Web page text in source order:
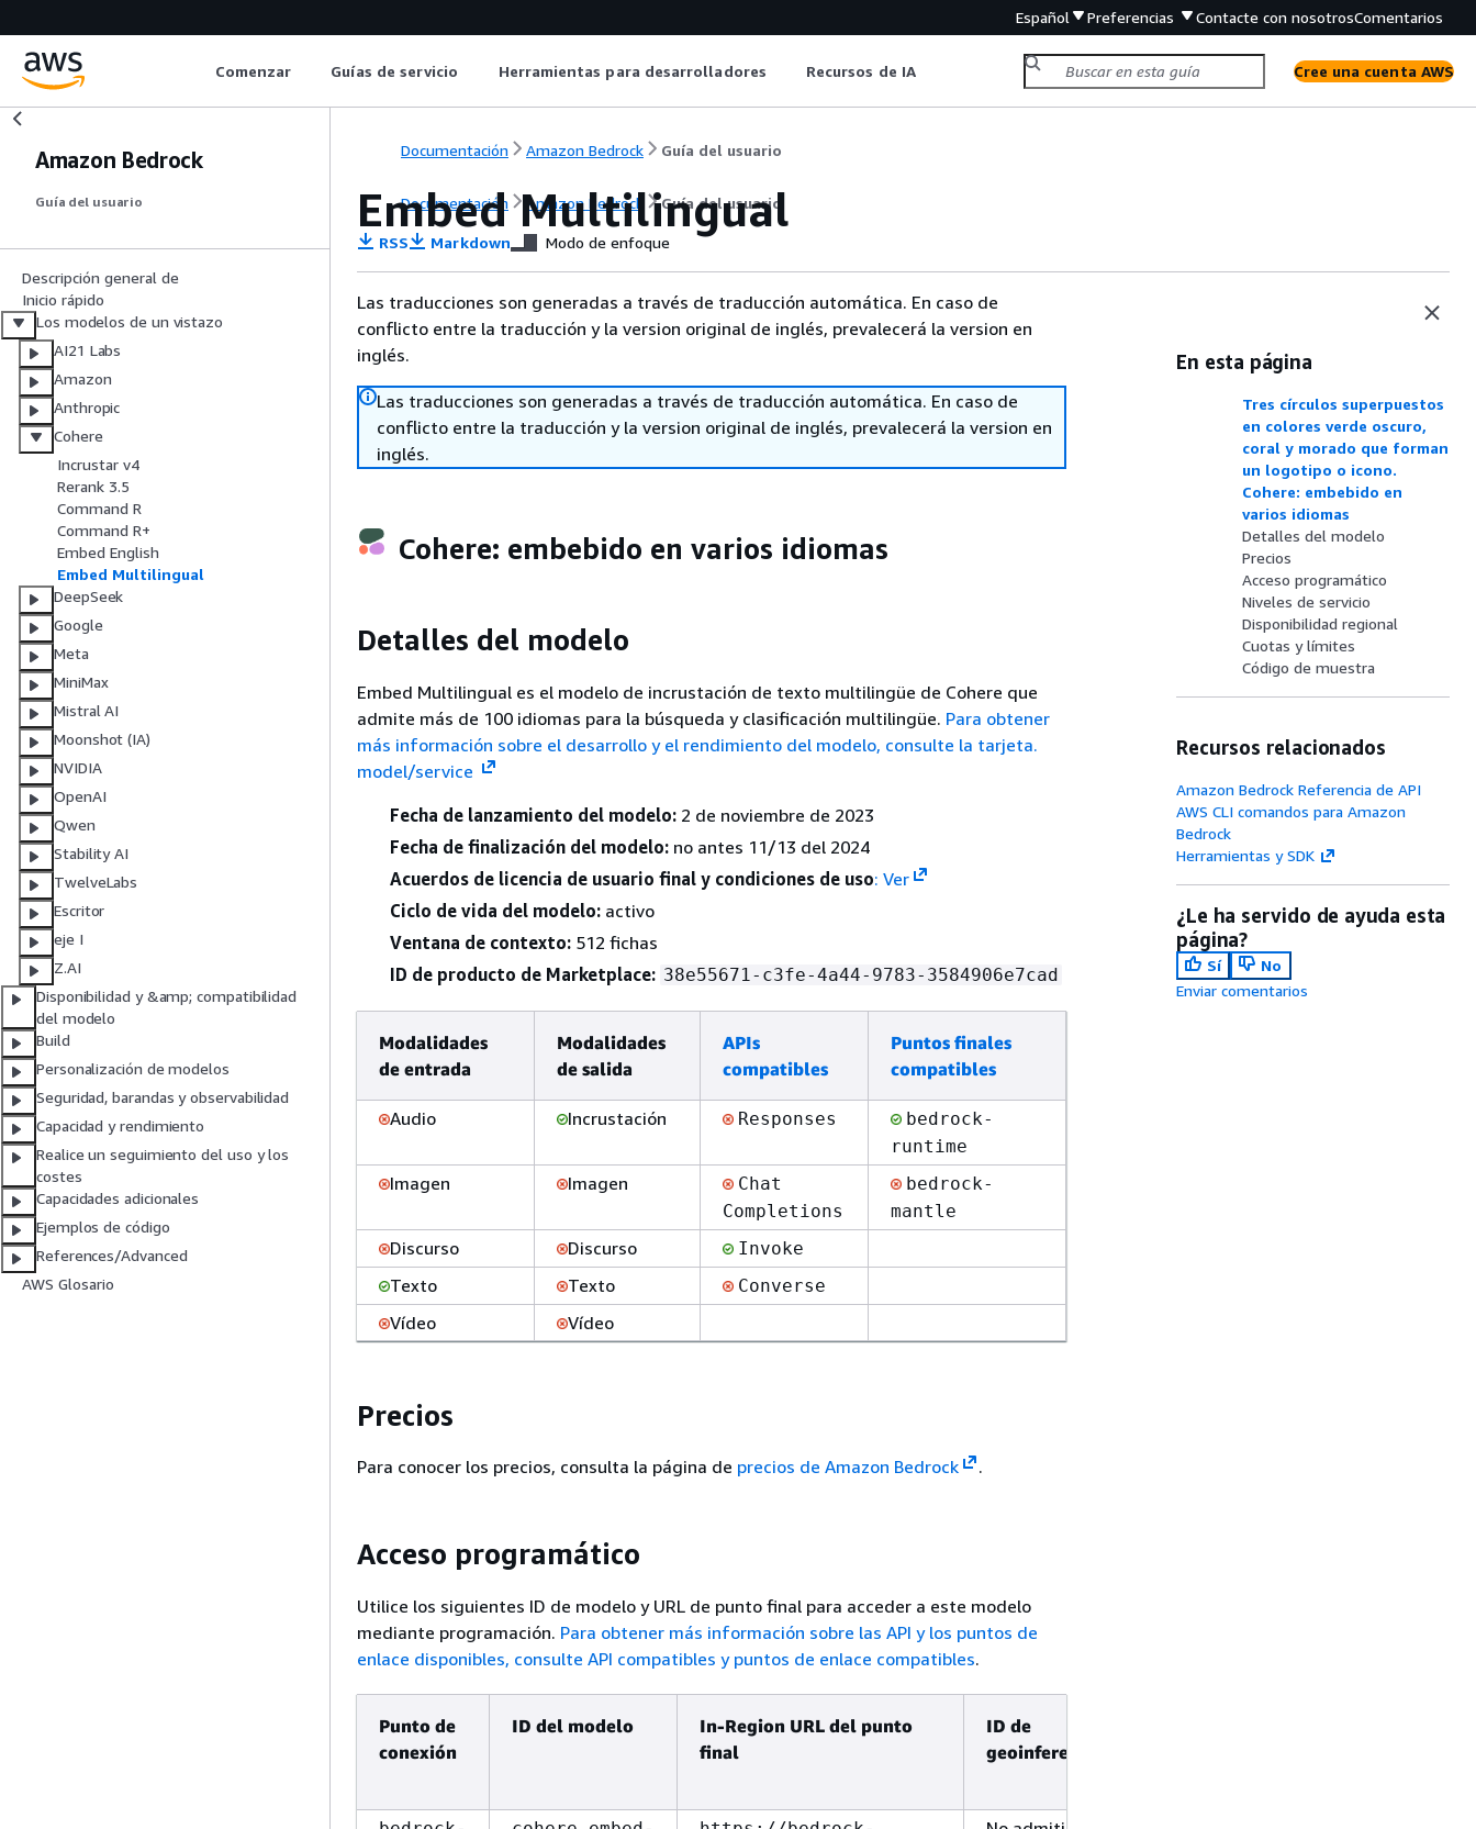
Español Preferencias Contacte con nosotrosComentarios
Comenzar Guías de servicio Herramientas para desarrolladores Recursos de IA Cree una cuenta AWS
Amazon Bedrock
Guía del usuario
Descripción general de
Inicio rápido
Los modelos de un vistazo
AI21 Labs
Amazon
Anthropic
Cohere
Incrustar v4
Rerank 3.5
Command R
Command R+
Embed English
Embed Multilingual
DeepSeek
Google
Meta
MiniMax
Mistral AI
Moonshot (IA)
NVIDIA
OpenAI
Qwen
Stability AI
TwelveLabs
Escritor
eje I
Z.AI
Disponibilidad y &amp; compatibilidad
del modelo
Build
Personalización de modelos
Seguridad, barandas y observabilidad
Capacidad y rendimiento
Realice un seguimiento del uso y los
costes
Capacidades adicionales
Ejemplos de código
References/Advanced
AWS Glosario
Documentación Amazon Bedrock Guía del usuario
Documentación Amazon Bedrock Guía del usuario
Embed Multilingual
RSS Markdown Modo de enfoque
Las traducciones son generadas a través de traducción automática. En caso de
conflicto entre la traducción y la version original de inglés, prevalecerá la version en
inglés.
Las traducciones son generadas a través de traducción automática. En caso de
conflicto entre la traducción y la version original de inglés, prevalecerá la version en
inglés.
Cohere: embebido en varios idiomas
Detalles del modelo
Embed Multilingual es el modelo de incrustación de texto multilingüe de Cohere que
admite más de 100 idiomas para la búsqueda y clasificación multilingüe. Para obtener
más información sobre el desarrollo y el rendimiento del modelo, consulte la tarjeta.
model/service
Fecha de lanzamiento del modelo: 2 de noviembre de 2023
Fecha de finalización del modelo: no antes 11/13 del 2024
Acuerdos de licencia de usuario final y condiciones de uso: Ver
Ciclo de vida del modelo: activo
Ventana de contexto: 512 fichas
ID de producto de Marketplace: 38e55671-c3fe-4a44-9783-3584906e7cad
Modalidades
de entrada
Modalidades
de salida
APIs
compatibles
Puntos finales
compatibles
Audio Incrustación Responses
bedrock-
runtime
Imagen Imagen
Chat
Completions
bedrock-
mantle
Discurso Discurso Invoke
Texto Texto Converse
Vídeo Vídeo
Precios
Para conocer los precios, consulta la página de precios de Amazon Bedrock .
Acceso programático
Utilice los siguientes ID de modelo y URL de punto final para acceder a este modelo
mediante programación. Para obtener más información sobre las API y los puntos de
enlace disponibles, consulte API compatibles y puntos de enlace compatibles.
Punto de
conexión
ID del modelo
In-Region URL del punto
final
ID de
geoinferencia
En esta página
Tres círculos superpuestos
en colores verde oscuro,
coral y morado que forman
un logotipo o icono.
Cohere: embebido en
varios idiomas
Detalles del modelo
Precios
Acceso programático
Niveles de servicio
Disponibilidad regional
Cuotas y límites
Código de muestra
Recursos relacionados
Amazon Bedrock Referencia de API
AWS CLI comandos para Amazon
Bedrock
Herramientas y SDK
¿Le ha servido de ayuda esta
página?
Sí
No
Enviar comentarios